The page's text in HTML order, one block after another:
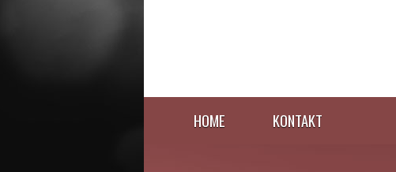
HOME KONTAKT